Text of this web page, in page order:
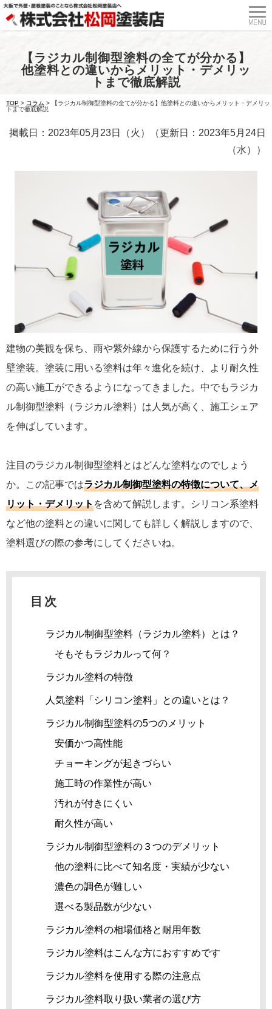
【ラジカル制御型塗料の全てが分かる】
他塗料との違いからメリット・デメリッ
トまで徹底解説
TOP > コラム >
【ラジカル制御型塗料の全てが分かる】他塗料との違いからメリット・デメリッ
トまで徹底解説
掲載日：2023年05月23日（火）（更新日：2023年5月24日
（水））
建物の美観を保ち、雨や紫外線から保護するために行う外
壁塗装。塗装に用いる塗料は年々進化を続け、より耐久性
の高い施工ができるようになってきました。中でもラジカ
ル制御型塗料（ラジカル塗料）は人気が高く、施工シェア
を伸ばしています。
注目のラジカル制御型塗料とはどんな塗料なのでしょう
か。この記事ではラジカル制御型塗料の特徴について、メ
リット・デメリットを含めて解説します。シリコン系塗料
など他の塗料との違いに関しても詳しく解説しますので、
塗料選びの際の参考にしてくださいね。
目次
ラジカル制御型塗料（ラジカル塗料）とは？
そもそもラジカルって何？
ラジカル塗料の特徴
人気塗料「シリコン塗料」との違いとは？
ラジカル制御型塗料の5つのメリット
安価かつ高性能
チョーキングが起きづらい
施工時の作業性が高い
汚れが付きにくい
耐久性が高い
ラジカル制御型塗料の３つのデメリット
他の塗料に比べて知名度・実績が少ない
濃色の調色が難しい
選べる製品数が少ない
ラジカル塗料の相場価格と耐用年数
ラジカル塗料はこんな方におすすめです
ラジカル塗料を使用する際の注意点
ラジカル塗料取り扱い業者の選び方